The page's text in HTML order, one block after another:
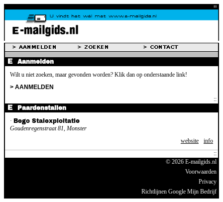
Aanmelden
Wilt u niet zoeken, maar gevonden worden? Klik dan op onderstaande link!
> AANMELDEN
Paardenstallen
· Bego Stalexploitatie
Goudenregenstraat 81, Monster
website
info
© 2026 E-mailgids.nl
Voorwaarden
Privacy
Richtlijnen Google Mijn Bedrijf